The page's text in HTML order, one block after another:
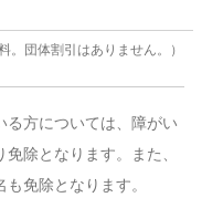
。団体割引はありません。）
る方については、障がい
除となります。また、
免除となります。